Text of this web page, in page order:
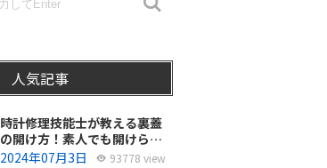
人気記事
時計修理技能士が教える裏蓋
の開け方！素人でも開けられ
る？
2024年07月3日 93778 view